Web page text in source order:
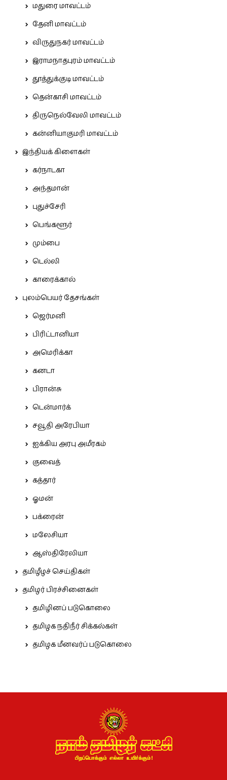
மதுரை மாவட்டம்
தேனி மாவட்டம்
விருதுநகர் மாவட்டம்
இராமநாதபுரம் மாவட்டம்
தூத்துக்குடி மாவட்டம்
தென்காசி மாவட்டம்
திருநெல்வேலி மாவட்டம்
கன்னியாகுமரி மாவட்டம்
இந்தியக் கிளைகள்
கர்நாடகா
அந்தமான்
புதுச்சேரி
பெங்களூர்
மும்பை
டெல்லி
காரைக்கால்
புலம்பெயர் தேசங்கள்
ஜெர்மனி
பிரிட்டானியா
அமெரிக்கா
கனடா
பிரான்சு
டென்மார்க்
சவூதி அரேபியா
ஐக்கிய அரபு அமீரகம்
குவைத்
கத்தார்
ஓமன்
பக்ரைன்
மலேசியா
ஆஸ்திரேலியா
தமிழீழச் செய்திகள்
தமிழர் பிரச்சினைகள்
தமிழினப் படுகொலை
தமிழக நதிநீர் சிக்கல்கள்
தமிழக மீனவர்ப் படுகொலை